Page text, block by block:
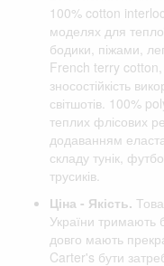
100% cotton
моделях для
бодики, піжами,
French terry
зносостійкість
світшотів. 100%
теплих флісових
додаванням
складу тунік,
трусиків.
Ціна - Якість.
України тримають
довго мають
Carter's бути